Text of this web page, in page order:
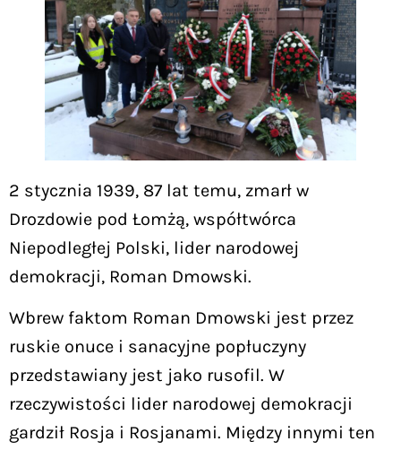
2 stycznia 1939, 87 lat temu, zmarł w
Drozdowie pod Łomżą, współtwórca
Niepodległej Polski, lider narodowej
demokracji, Roman Dmowski.
Wbrew faktom Roman Dmowski jest przez
ruskie onuce i sanacyjne popłuczyny
przedstawiany jest jako rusofil. W
rzeczywistości lider narodowej demokracji
gardził Rosja i Rosjanami. Między innymi ten